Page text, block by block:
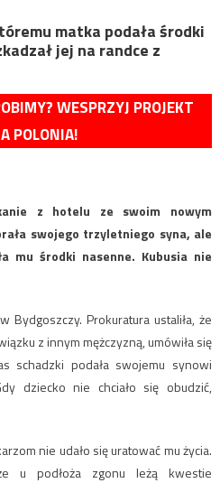
matka podała środki
jej na randce z
WESPRZYJ PROJEKT
POLONIA!
z hotelu ze swoim nowym
swojego trzyletniego syna, ale
mu środki nasenne. Kubusia nie
Prokuratura ustaliła, że
z innym mężczyzną, umówiła się
schadzki podała swojemu synowi
dziecko nie chciało się obudzić,
nie udało się uratować mu życia.
u podłoża zgonu leżą kwestie